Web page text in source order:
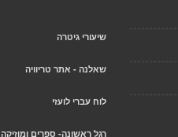
שיעורי גיטרה
שאלנה - אתר טריוויה
לוח עברי לועזי
רגל ראשונה- ספרים ומוזיקה